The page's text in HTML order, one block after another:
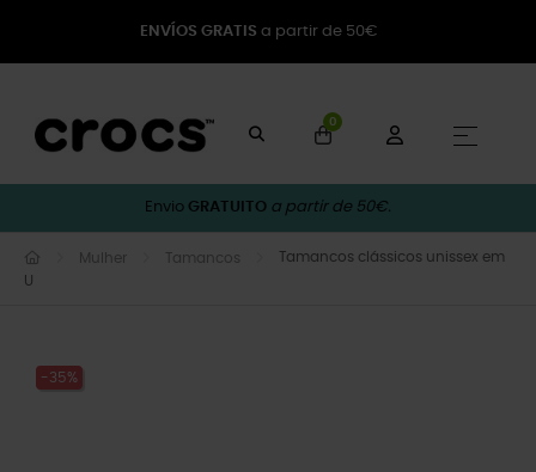
ENVÍOS GRATIS a partir de 50€
0
☰
Envio GRATUITO a partir de 50€.
Mulher Tamancos
Tamancos clássicos unissex em
U
-35%